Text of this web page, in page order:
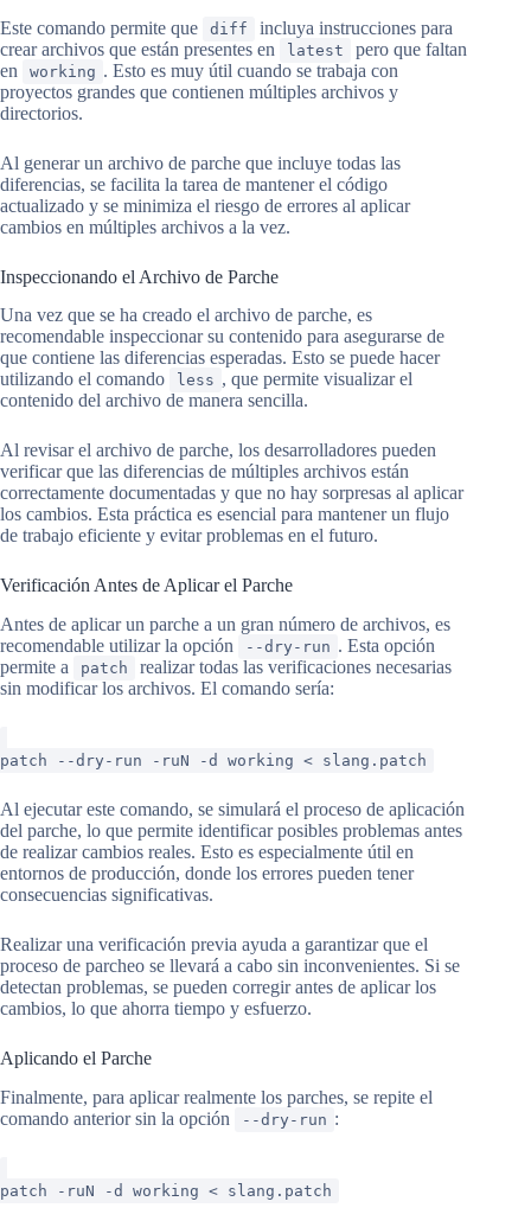
Este comando permite que diff
incluya instrucciones para
crear archivos que están presentes en
latest
pero que faltan
en
working . Esto es muy útil cuando se trabaja con
proyectos grandes que contienen múltiples archivos y
directorios.
Al generar un archivo de parche que incluye todas las
diferencias, se facilita la tarea de mantener el código
actualizado y se minimiza el riesgo de errores al aplicar
cambios en múltiples archivos a la vez.
Inspeccionando el Archivo de Parche
Una vez que se ha creado el archivo de parche, es
recomendable inspeccionar su contenido para asegurarse de
que contiene las diferencias esperadas. Esto se puede hacer
utilizando el comando
less , que permite visualizar el
contenido del archivo de manera sencilla.
Al revisar el archivo de parche, los desarrolladores pueden
verificar que las diferencias de múltiples archivos están
correctamente documentadas y que no hay sorpresas al aplicar
los cambios. Esta práctica es esencial para mantener un flujo
de trabajo eficiente y evitar problemas en el futuro.
Verificación Antes de Aplicar el Parche
Antes de aplicar un parche a un gran número de archivos, es
recomendable utilizar la opción
--dry-run . Esta opción
permite a
patch
realizar todas las verificaciones necesarias
sin modificar los archivos. El comando sería:
patch --dry-run -ruN -d working < slang.patch
Al ejecutar este comando, se simulará el proceso de aplicación
del parche, lo que permite identificar posibles problemas antes
de realizar cambios reales. Esto es especialmente útil en
entornos de producción, donde los errores pueden tener
consecuencias significativas.
Realizar una verificación previa ayuda a garantizar que el
proceso de parcheo se llevará a cabo sin inconvenientes. Si se
detectan problemas, se pueden corregir antes de aplicar los
cambios, lo que ahorra tiempo y esfuerzo.
Aplicando el Parche
Finalmente, para aplicar realmente los parches, se repite el
comando anterior sin la opción
--dry-run :
patch -ruN -d working < slang.patch